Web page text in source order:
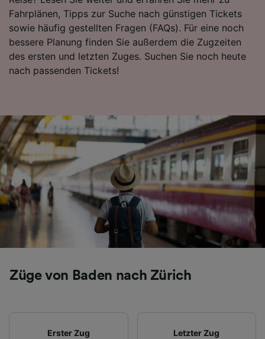
Fahrplänen, Tipps zur Suche nach günstigen Tickets
sowie häufig gestellten Fragen (FAQs). Für eine noch
bessere Planung finden Sie außerdem die Zugzeiten
des ersten und letzten Zuges. Suchen Sie noch heute
nach passenden Tickets!
Züge von Baden nach Zürich
Erster Zug
Letzter Zug
Surfverhalten nicht zu verfolgen.
Wir und unsere Partner verarbeiten Daten, um
Folgendes bereitzustellen:
Verwendung genauer Standortdaten.
Endgeräteeigenschaften zur Identifikation
aktiv abfragen. Speichern von oder Zugriff auf
von Werbeleistung und der Performance von
Inhalten, Zielgruppenforschung sowie
Entwicklung und Verbesserung von
Angeboten.
Liste der Partner (Lieferanten)